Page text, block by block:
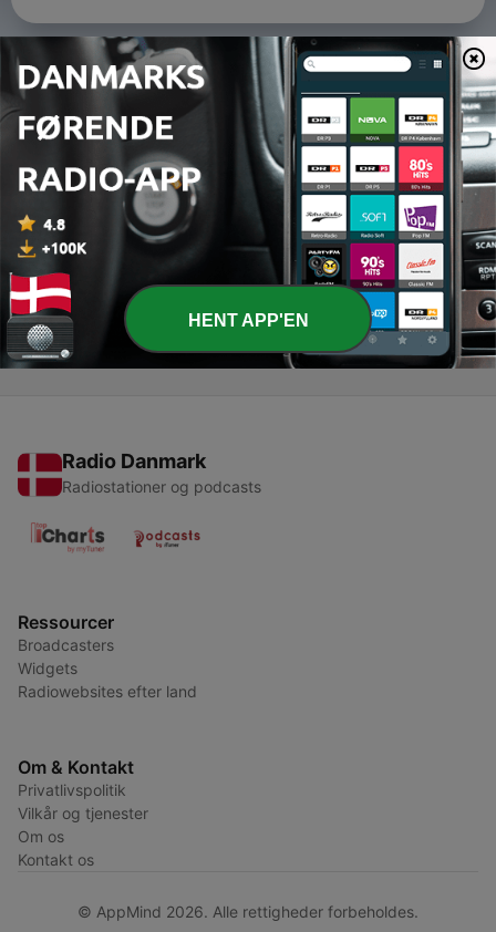
Episoder
3 - #3: A violência contra a mulher nos games
#2: Quem desenvolve e quem consome jogos
eletrônicos
10 mar. 2021
- #1: A mulher na ilustração e nos games
10 mar. 2021
Radio Danmark
Radiostationer og podcasts
Ressourcer
Broadcasters
Widgets
Radiowebsites efter land
Om & Kontakt
Privatlivspolitik
Vilkår og tjenester
Om os
Kontakt os
© AppMind 2026. Alle rettigheder forbeholdes.
HENT APP'EN